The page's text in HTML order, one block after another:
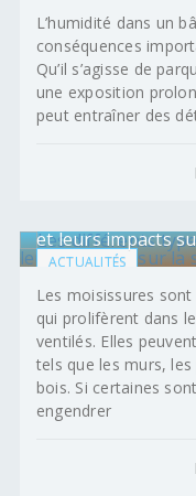
L’humidité dans un
conséquences
Qu’il s’agisse de
une exposition
peut entraîner des
ACTUALITÉS
et leurs impacts
Les moisissures
qui prolifèrent dans
ventilés. Elles
tels que les murs,
bois. Si certaines
engendrer